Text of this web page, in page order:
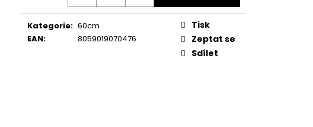
Kategorie: 60cm
EAN: 8059019070476
Tisk
Zeptat se
Sdílet